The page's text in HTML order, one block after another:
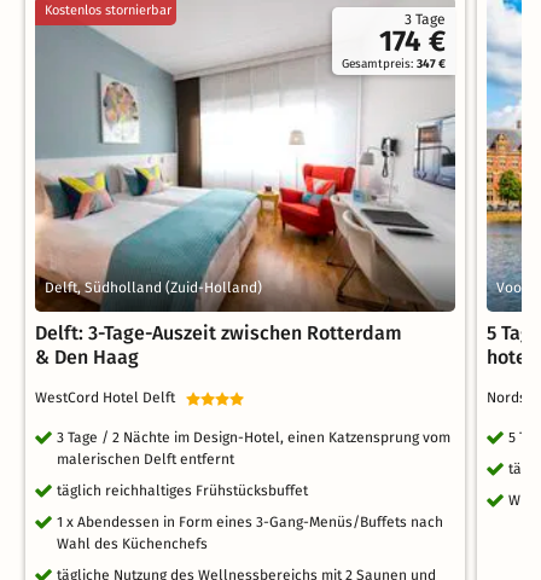
3 Tage
174 €
Gesamtpreis:347 €
Kostenlos stornierbar
Delft, Südholland (Zuid-Holland)
Delft: 3-Tage-Auszeit zwischen Rotterdam
& Den Haag
WestCord Hotel Delft
3 Tage / 2 Nächte im Design-Hotel, einen Katzensprung vom
malerischen Delft entfernt
täglich reichhaltiges Frühstücksbuffet
1 x Abendessen in Form eines 3-Gang-Menüs/Buffets nach
Wahl des Küchenchefs
tägliche Nutzung des Wellnessbereichs mit 2 Saunen und
5
hotel
5